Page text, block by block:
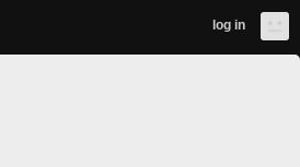
log in